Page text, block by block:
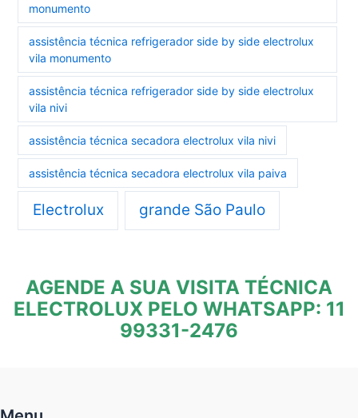
monumento
assistência técnica refrigerador side by side electrolux
vila monumento
assistência técnica refrigerador side by side electrolux
vila nivi
assistência técnica secadora electrolux vila nivi
assistência técnica secadora electrolux vila paiva
Electrolux grande São Paulo
AGENDE A SUA VISITA TÉCNICA
ELECTROLUX PELO WHATSAPP: 11
99331-2476